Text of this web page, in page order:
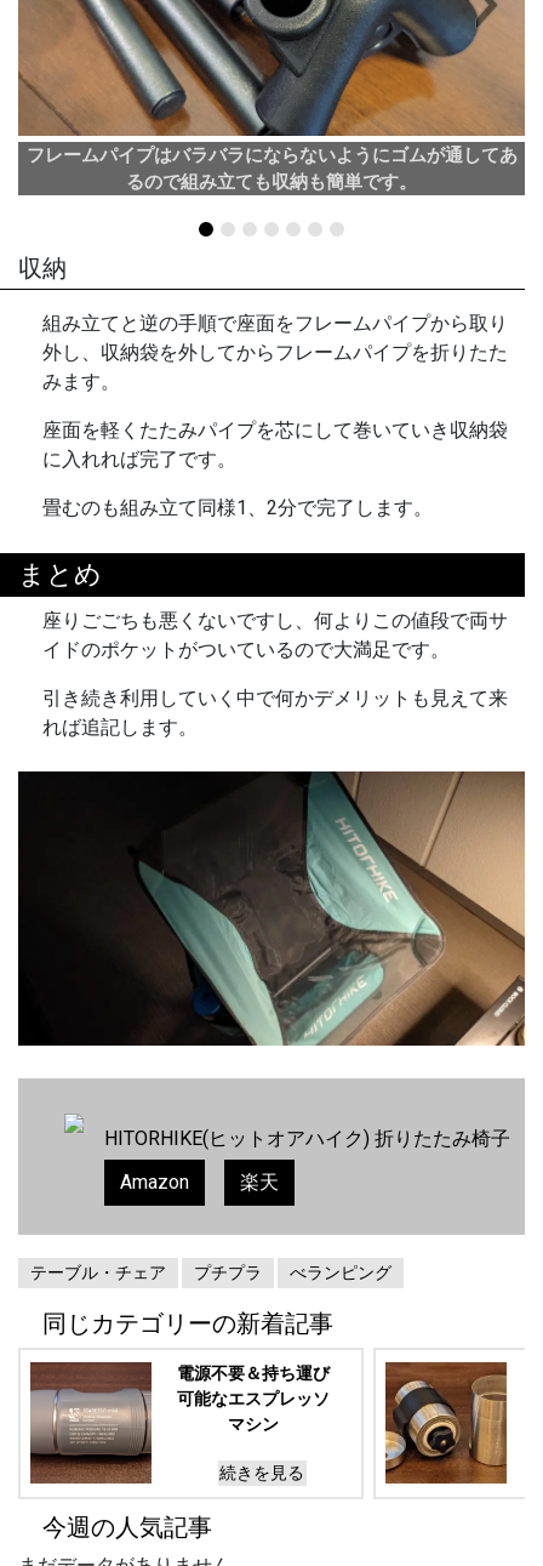
フレームパイプはバラバラにならないようにゴムが通してあ
るので組み立ても収納も簡単です。
Next
収納
組み立てと逆の手順で座面をフレームパイプから取り
外し、収納袋を外してからフレームパイプを折りたた
みます。
座面を軽くたたみパイプを芯にして巻いていき収納袋
に入れれば完了です。
畳むのも組み立て同様1、2分で完了します。
まとめ
座りごごちも悪くないですし、何よりこの値段で両サ
イドのポケットがついているので大満足です。
引き続き利用していく中で何かデメリットも見えて来
れば追記します。
HITORHIKE(ヒットオアハイク) 折りたたみ椅子
Amazon
楽天
テーブル・チェア プチプラ べランピング
同じカテゴリーの新着記事
電源不要＆持ち運び
可能なエスプレッソ
マシン
mini(スタレッソ
ミニ)
続きを見る
今週の人気記事